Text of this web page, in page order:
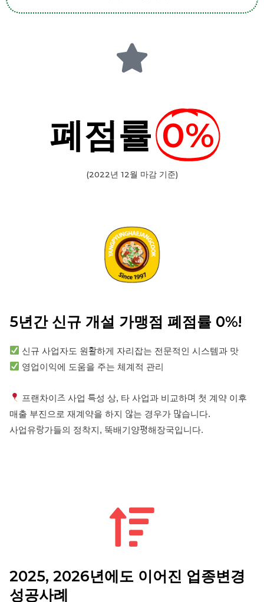
폐점률 0%
(2022년 12월 마감 기준)
5년간 신규 개설 가맹점 폐점률 0%!
신규 사업자도 원활하게 자리잡는 전문적인 시스템과 맛
영업이익에 도움을 주는 체계적 관리
프랜차이즈 사업 특성 상, 타 사업과 비교하며 첫 계약 이후
매출 부진으로 재계약을 하지 않는 경우가 많습니다.
사업유랑가들의 정착지, 뚝배기양평해장국입니다.
2025, 2026년에도 이어진 업종변경
성공사례